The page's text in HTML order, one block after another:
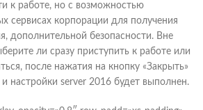
к работе, но с возможностью
сервисах корпорации для получения
дополнительной безопасности. Вне
ли сразу приступить к работе или
после нажатия на кнопку «Закрыть»
и настройки server 2016 будет выполнен.